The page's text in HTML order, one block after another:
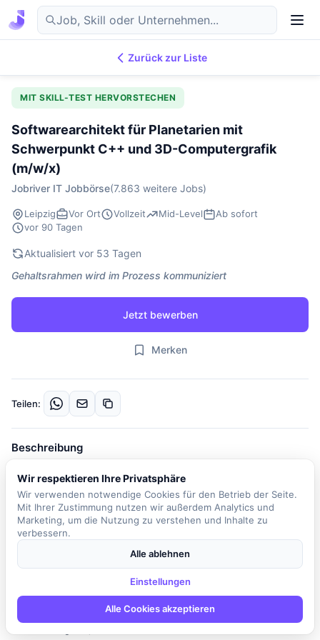
DE
Zurück zur Liste
MIT SKILL-TEST HERVORSTECHEN
Softwarearchitekt für Planetarien mit
Schwerpunkt C++ und 3D-Computergrafik
(m/w/x)
Jobriver IT Jobbörse(7.863 weitere Jobs)
Leipzig Vor Ort Vollzeit Mid-Level
Ab sofort
vor 90 Tagen
Aktualisiert vor 53 Tagen
Gehaltsrahmen wird im Prozess kommuniziert
Jetzt bewerben
Merken
Teilen:
Beschreibung
In dieser spannenden Position als Softwarearchitekt für
Planetarien haben Sie die Möglichkeit, die digitale Zukunft der
Planetariumssoftware aktiv mitzugestalten. Unser Kunde ist ein
international führendes Unternehmen, das seit über 100 Jahren
innovative Komplettsysteme für moderne Planetarien entwickelt.
In einem offenen und modernen Arbeitsumfeld, das von
Teamgeist und Expertenwissen geprägt ist, arbeiten Sie in einem
agilen Team, das sich der Entwicklung attraktiver Produkte im
Bereich Astronomie widmet. Ihre Hauptaufgabe besteht darin, die
nächste Generation der 3D-Planetariumssoftware zu entwickeln,
Wir respektieren Ihre Privatsphäre
Wir verwenden notwendige Cookies für den Betrieb der Seite.
Mit Ihrer Zustimmung nutzen wir außerdem Analytics und
Marketing, um die Nutzung zu verstehen und Inhalte zu
verbessern.
Alle ablehnen
Einstellungen
Alle Cookies akzeptieren